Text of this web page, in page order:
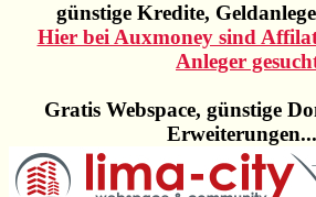
günstige Kredite,
Hier bei Auxmoney sind
Anleger
Gratis Webspace, günstige